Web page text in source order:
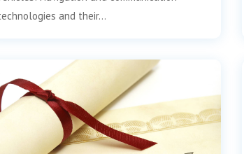
and their…